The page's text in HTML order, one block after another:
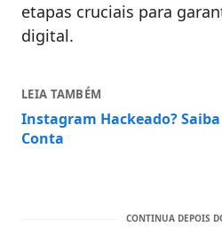
etapas cruciais para
digital.
LEIA TAMBÉM
Instagram Hackeado?
Conta